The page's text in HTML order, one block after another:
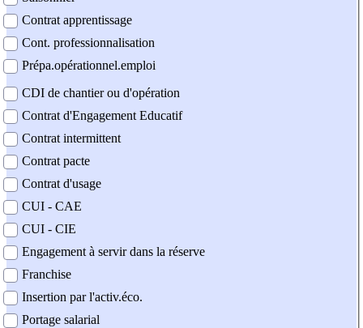
Contrat apprentissage
Cont. professionnalisation
Prépa.opérationnel.emploi
CDI de chantier ou d'opération
Contrat d'Engagement Educatif
Contrat intermittent
Contrat pacte
Contrat d'usage
CUI - CAE
CUI - CIE
Engagement à servir dans la réserve
Franchise
Insertion par l'activ.éco.
Portage salarial